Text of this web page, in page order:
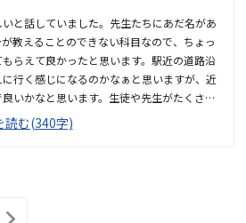
と話していました。先生たちにあだ名があ
教えることのできない科目なので、ちょっ
らえて良かったと思います。駅近の道路沿
行く感じになるのかなぁと思いますが、近
いかなと思います。生徒や先生がたくさん
明るい感じで、机のスペースが広くて良か
的安い方なのかなと思います。妥当かなと
読む(340字)
次